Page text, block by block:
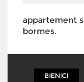
appartement
bormes.
BIENICI